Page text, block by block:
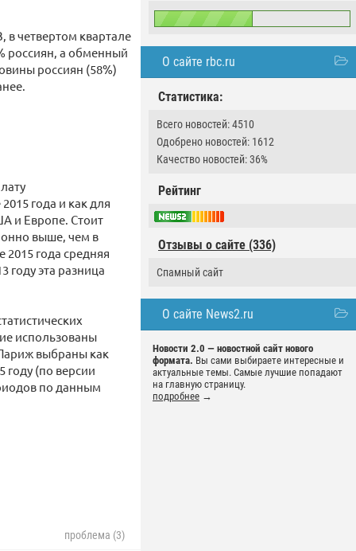
О сайте rbc.ru
Статистика:
Всего новостей: 4510
Одобрено новостей: 1612
Качество новостей: 36%
Рейтинг
Отзывы о сайте (336)
Спамный сайт
О сайте News2.ru
Новости 2.0 — новостной сайт нового
формата. Вы сами выбираете интересные и
актуальные темы. Самые лучшие попадают
на главную страницу.
подробнее →
в четвертом квартале
россиян, а обменный
россиян (58%)
года и как для
и Европе. Стоит
выше, чем в
года средняя
году эта разница
использованы
выбраны как
(по версии
по данным
проблема (3)